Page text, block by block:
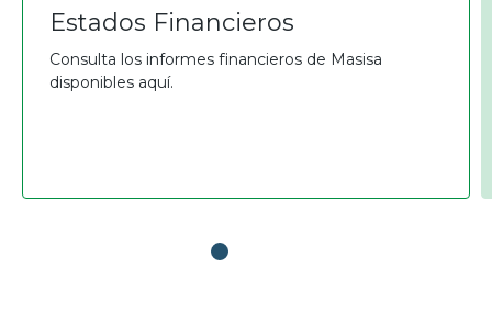
Estados Financieros
Consulta los informes financieros de Masisa
disponibles aquí.